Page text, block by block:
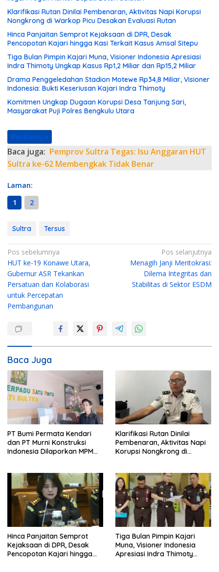
Klarifikasi Rutan Dinilai Pembenaran, Aktivitas Napi Korupsi
Nongkrong di Warkop Picu Desakan Evaluasi Rutan
Hinca Panjaitan Semprot Kejaksaan di DPR, Desak
Pencopotan Kajari hingga Kasi Terkait Kasus Amsal Sitepu
Tiga Bulan Pimpin Kajari Muna, Visioner Indonesia Apresiasi
Indra Thimoty Ungkap Kasus Rp1,2 Miliar dan Rp15,2 Miliar
Drama Penggeledahan Stadion Motewe Rp34,8 Miliar, Visioner
Indonesia: Bukti Keseriusan Kajari Indra Thimoty
Komitmen Ungkap Dugaan Korupsi Desa Tanjung Sari,
Masyarakat Puji Polres Bengkulu Utara
Berikutnya
Baca juga: Pemprov Sultra Tegas: Isu Anggaran HUT
Sultra ke-62 Membengkak Tidak Benar
Laman:
1
2
Sultra Tersus
N
a
v
i
g
i
p
o
s
Pos sebelumnya
HUT ke-19 Konawe Utara,
Gubernur ASR Tekankan
Persatuan dan Kolaborasi
untuk Percepatan
Pembangunan
Pos selanjutnya
Menagih Janji Meritokrasi:
Dilema Integritas dan
Stabilitas di Sektor ESDM
Baca Juga
PT Bumi Permata Kendari
dan PT Murni Konstruksi
Indonesia Dilaporkan MPM
Kantor Bupati Buton Selatan
Klarifikasi Rutan Dinilai
Pembenaran, Aktivitas Napi
Korupsi Nongkrong di
Hinca Panjaitan Semprot
Kejaksaan di DPR, Desak
Pencopotan Kajari hingga
Tiga Bulan Pimpin Kajari
Muna, Visioner Indonesia
Apresiasi Indra Thimoty